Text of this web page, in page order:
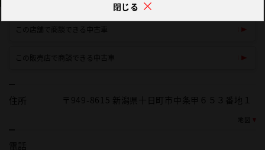
閉じる
この店舗で商談できる中古車
この販売店で商談できる中古車
住所 〒949-8615 新潟県十日町市中条甲６５３番地１
電話